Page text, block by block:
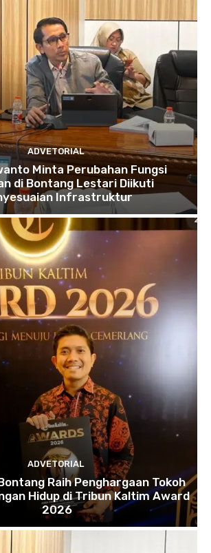
ADVETORIAL
Minta Perubahan Fungsi
di Bontang Lestari Diikuti
Infrastruktur
ADVETORIAL
Raih Penghargaan Tokoh
Hidup di Tribun Kaltim Award
2026